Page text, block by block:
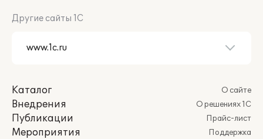
Другие сайты 1С
Каталог
Внедрения
Публикации
Мероприятия
О сайте
О решениях 1С
Прайс-лист
Поддержка